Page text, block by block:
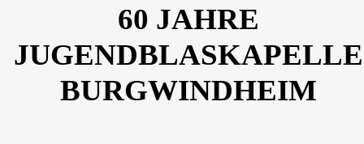
60 JAHRE
JUGENDBLASKAPELLE
BURGWINDHEIM
60 JAHRE
JUGENDBLASKAPELLE
BURGWINDHEIM